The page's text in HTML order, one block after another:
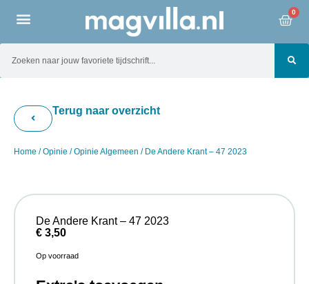
0
Terug naar overzicht
Home /Opinie /Opinie Algemeen / De Andere Krant – 47 2023
De Andere Krant – 47 2023
€ 3,50
Op voorraad